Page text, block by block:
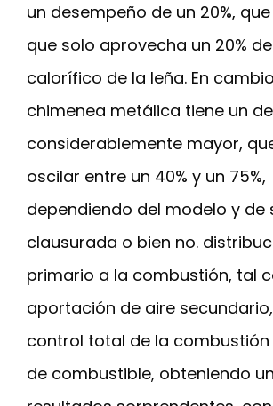
un desempeño de un 20%,
que solo aprovecha un 20%
calorífico de la leña. En
chimenea metálica tiene un
considerablemente mayor,
oscilar entre un 40% y un 75%,
dependiendo del modelo y de
clausurada o bien no.
primario a la combustión, tal
aportación de aire
control total de la combustión
de combustible, obteniendo